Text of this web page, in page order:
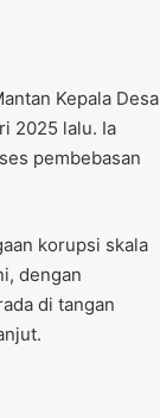
Kepala Desa
2025 lalu. Ia
pembebasan
korupsi skala
dengan
di tangan